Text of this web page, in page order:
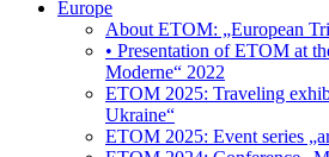
Europe
About ETOM: „European
• Presentation of ETOM at
Moderne“ 2022
ETOM 2025: Traveling
Ukraine“
ETOM 2025: Event series